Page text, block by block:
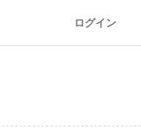
ログイン